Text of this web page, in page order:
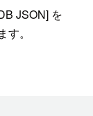
JSON] を
。